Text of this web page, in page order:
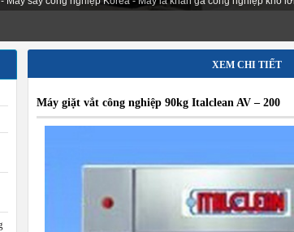
XEM CHI TIẾT
Máy giặt vắt công nghiệp 90kg Italclean AV – 200